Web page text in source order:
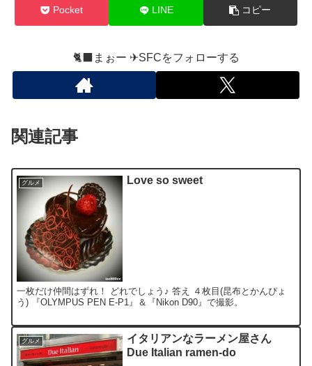
Pocket LINE コピー
🐈‍⬛まぉー ✈︎SFCをフォローする
関連記事
グルメ Love so sweet
一枚だけ仲間はずれ！ どれでしょう♪ 答え ４枚目(昆布とかんぴょ
う) 『OLYMPUS PEN E-P1』＆『Nikon D90』で撮影。
グルメ
イタリアンなラーメン屋さん
Due Italian ramen-do